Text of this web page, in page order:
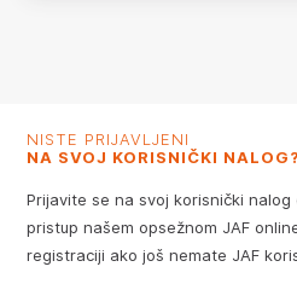
NISTE PRIJAVLJENI
NA SVOJ KORISNIČKI NALOG?
Prijavite se na svoj korisnički
pristup našem opsežnom JAF
registraciji ako još nemate JAF